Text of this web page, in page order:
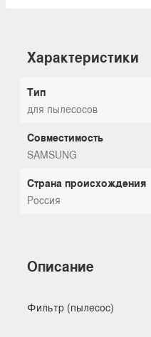
Характеристики
Тип
для пылесосов
Совместимость
SAMSUNG
Страна происхождения
Россия
Описание
Фильтр (пылесос)